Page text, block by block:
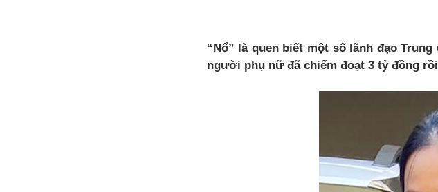
“Nổ” là quen biết một số lãnh đạo
người phụ nữ đã chiếm đoạt 3 tỷ đồng